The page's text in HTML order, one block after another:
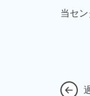
当セ